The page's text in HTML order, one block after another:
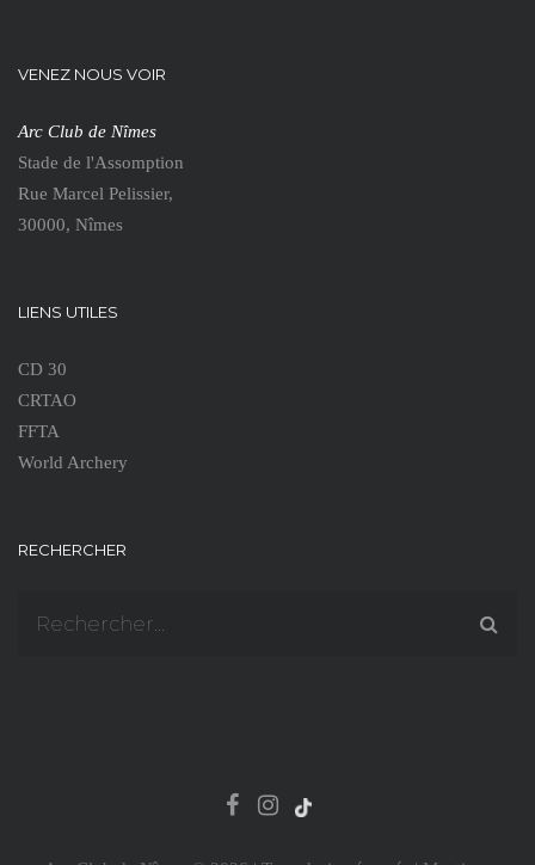
VENEZ NOUS VOIR
Arc Club de Nîmes
Stade de l'Assomption
Rue Marcel Pelissier,
30000, Nîmes
LIENS UTILES
CD 30
CRTAO
FFTA
World Archery
RECHERCHER